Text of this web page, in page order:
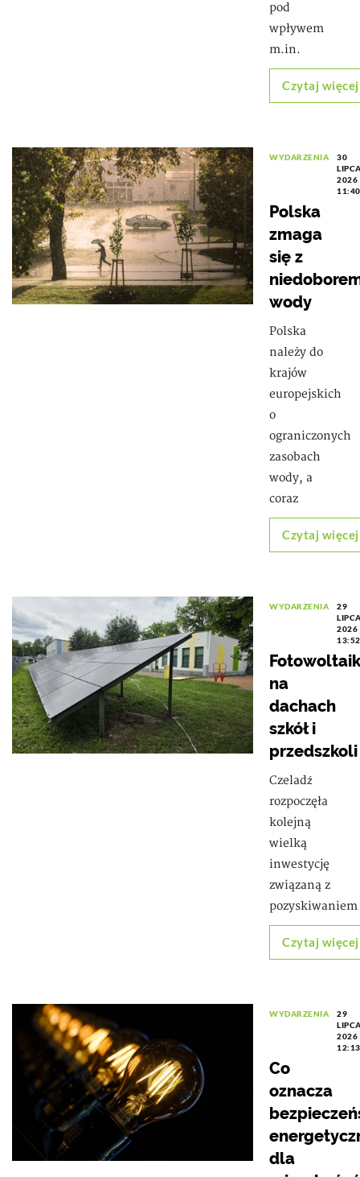
pod
wpływem
m.in.
Czytaj więcej
WYDARZENIA
30
2026
11:40
Polska
zmaga
się z
wody
Polska
należy do
krajów
europejskich
o
ograniczonych
zasobach
wody, a
coraz
Czytaj więcej
WYDARZENIA
29
2026
13:52
na
dachach
szkół i
przedszkoli
Czeladź
rozpoczęła
kolejną
wielką
inwestycję
związaną z
pozyskiwaniem
Czytaj więcej
WYDARZENIA
29
2026
12:13
Co
oznacza
dla